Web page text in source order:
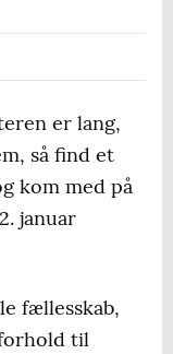
er lang,
så find et
kom med på
januar
fællesskab,
til